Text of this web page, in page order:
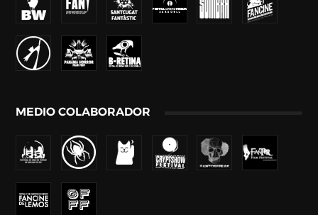
MEDIO COLABORADOR